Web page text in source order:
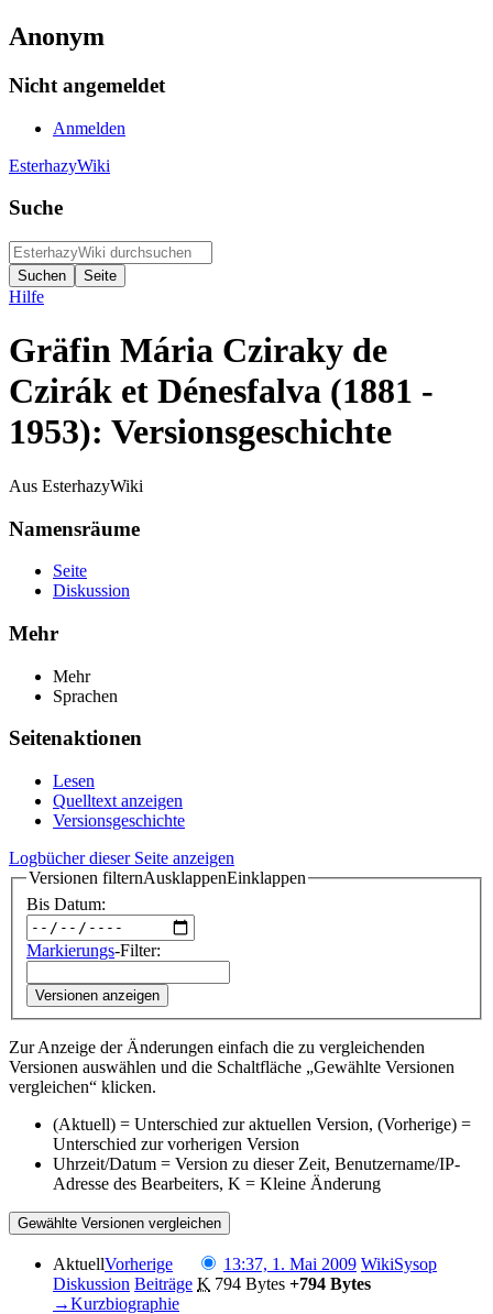
Anonym
Nicht angemeldet
Anmelden
EsterhazyWiki
Suche
Hilfe
Gräfin Mária Cziraky de
Czirák et Dénesfalva (1881 -
1953): Versionsgeschichte
Aus EsterhazyWiki
Namensräume
Seite
Diskussion
Mehr
Mehr
Sprachen
Seitenaktionen
Lesen
Quelltext anzeigen
Versionsgeschichte
Logbücher dieser Seite anzeigen
Versionen filternAusklappenEinklappen
Bis Datum:
Markierungs-Filter:
Versionen anzeigen
Zur Anzeige der Änderungen einfach die zu vergleichenden
Versionen auswählen und die Schaltfläche „Gewählte Versionen
vergleichen“ klicken.
(Aktuell) = Unterschied zur aktuellen Version, (Vorherige) =
Unterschied zur vorherigen Version
Uhrzeit/Datum = Version zu dieser Zeit, Benutzername/IP-
Adresse des Bearbeiters, K = Kleine Änderung
AktuellVorherige 13:37, 1. Mai 2009 WikiSysop
Diskussion Beiträge K 794 Bytes +794 Bytes
→‎Kurzbiographie